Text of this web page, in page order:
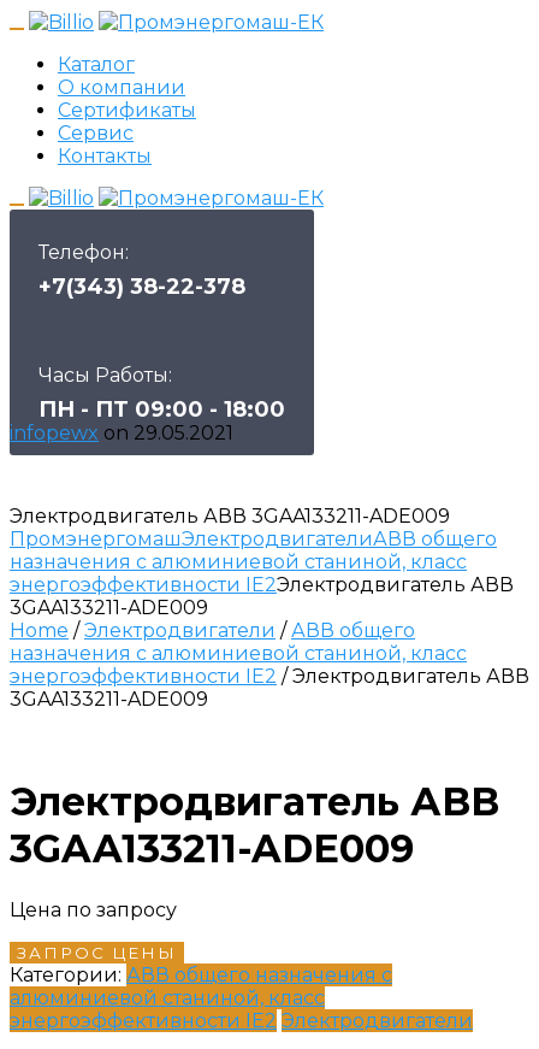
Каталог
О компании
Сертификаты
Сервис
Контакты
Телефон:
+7(343) 38-22-378
Часы Работы:
ПН - ПТ 09:00 - 18:00
infopewx on 29.05.2021
Электродвигатель АВВ 3GAA133211-ADE009
ПромэнергомашЭлектродвигателиАВВ общего
назначения с алюминиевой станиной, класс
энергоэффективности IE2Электродвигатель АВВ
3GAA133211-ADE009
Home /Электродвигатели /АВВ общего
назначения с алюминиевой станиной, класс
энергоэффективности IE2 / Электродвигатель АВВ
3GAA133211-ADE009
Электродвигатель АВВ
3GAA133211-ADE009
Цена по запросу
ЗАПРОС ЦЕНЫ
Категории: АВВ общего назначения с
алюминиевой станиной, класс
энергоэффективности IE2 Электродвигатели